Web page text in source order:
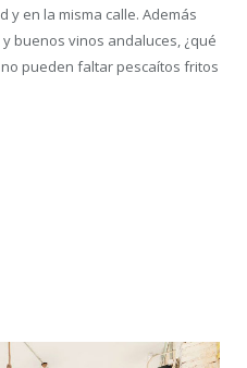
y en la misma calle. Además
buenos vinos andaluces, ¿qué
pueden faltar pescaítos fritos